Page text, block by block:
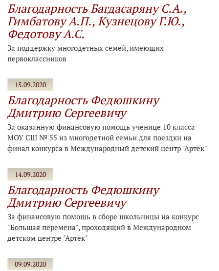
Благодарность Багдасаряну С.А.,
Гимбатову А.П., Кузнецову Г.Ю.,
Федотову А.С.
За поддержку многодетных семей, имеющих
первоклассников
15.09.2020
Благодарность Федюшкину
Дмитрию Сергеевичу
За оказанную финансовую помощь ученице 10 класса
МОУ СШ № 55 из многодетной семьи для поездки на
финал конкурса в Международный детский центр "Артек"
14.09.2020
Благодарность Федюшкину
Дмитрию Сергеевичу
За финансовую помощь в сборе школьницы на конкурс
"Большая перемена", проходящий в Международном
детском центре "Артек"
09.09.2020